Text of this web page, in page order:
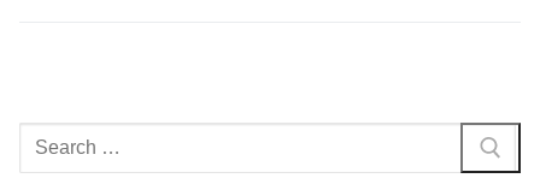
Pesquisar
por: